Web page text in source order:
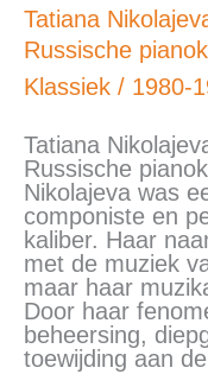
Tatiana
Russische
Klassiek / 1980-
Tatiana
Russische
Nikolajeva was
componiste en
kaliber. Haar
met de muziek
maar haar
Door haar
beheersing,
toewijding aan
Tatiana
Nikolajeva
(1924-
1993):
ziel
van
Russische
pianokunst